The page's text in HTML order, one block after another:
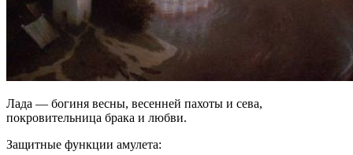
Лада — богиня весны, весенней пахоты и сева,
покровительница брака и любви.
Защитные функции амулета: